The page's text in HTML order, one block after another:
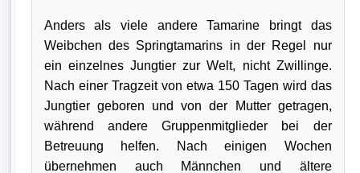
Anders als viele andere Tamarine bringt das
Weibchen des Springtamarins in der Regel nur
ein einzelnes Jungtier zur Welt, nicht Zwillinge.
Nach einer Tragzeit von etwa 150 Tagen wird das
Jungtier geboren und von der Mutter getragen,
während andere Gruppenmitglieder bei der
Betreuung helfen. Nach einigen Wochen
übernehmen auch Männchen und ältere